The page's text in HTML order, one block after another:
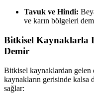
Tavuk ve Hindi:
ve karın bölgeleri
Bitkisel Kaynaklarla
Demir
Bitkisel kaynaklardan gelen
kaynakların gerisinde
sağlar: